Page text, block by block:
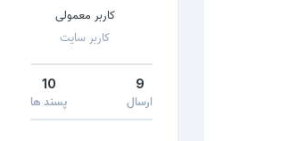
کاربر معمولی
کاربر سایت
9
ارسال
10
پسند ها